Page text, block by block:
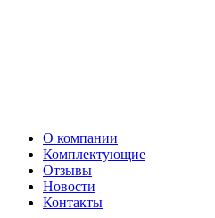
О компании
Комплектующие
Отзывы
Новости
Контакты